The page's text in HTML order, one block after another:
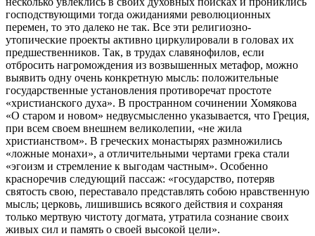
господствующими тогда ожиданиями революционных
перемен, то это далеко не так. Все эти религиозно-
утопические проекты активно циркулировали в головах их
предшественников. Так, в трудах славянофилов, если
отбросить нагромождения из возвышенных метафор, можно
выявить одну очень конкретную мысль: положительные
государственные установления противоречат простоте
«христианского духа». В пространном сочинении Хомякова
«О старом и новом» недвусмысленно указывается, что Греция,
при всем своем внешнем великолепии, «не жила
христианством». В греческих монастырях размножились
«ложные монахи», а отличительными чертами грека стали
«эгоизм и стремление к выгодам частным». Особенно
красноречив следующий пассаж: «государство, потеряв
святость свою переставало представлять собою нравственную
мысль; церковь, лишившись всякого действия и сохраняя
только мертвую чистоту догмата, утратила сознание своих
живых сил и память о своей высокой цели».